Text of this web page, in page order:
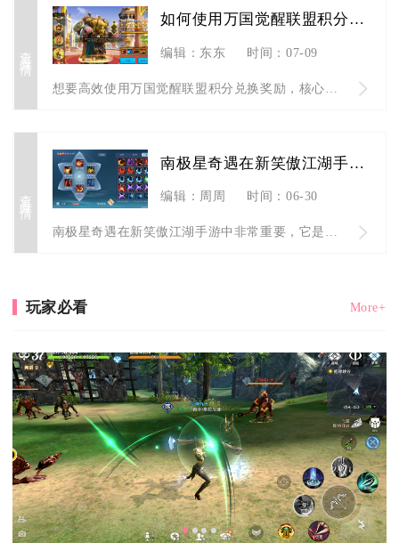
如何使用万国觉醒联盟积分换取奖励
编辑：东东 时间：07-09
查看详情
南极星奇遇在新笑傲江湖手游中重要吗
编辑：周周 时间：06-30
南极星奇遇在新笑傲江湖手游中非常重要，它是解锁后续高阶奇遇、...
玩家必看 More+